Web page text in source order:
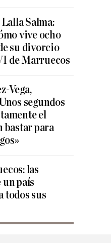
Salma:
vive ocho
su divorcio
de Marruecos
Vega,
segundos
el
bastar para
las
un país
todos sus